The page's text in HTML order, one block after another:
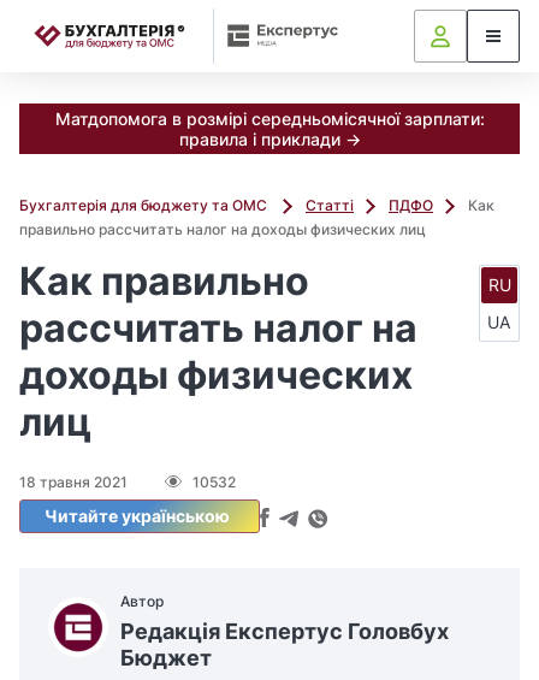
Матдопомога в розмірі середньомісячної зарплати:
правила і приклади →
Бухгалтерія для бюджету та ОМС Статті ПДФО
Как
правильно рассчитать налог на доходы физических лиц
Как правильно
рассчитать налог на
доходы физических
лиц
18 травня 2021 10532
Читайте українською
RU
UA
Автор
Редакція Експертус Головбух
Бюджет